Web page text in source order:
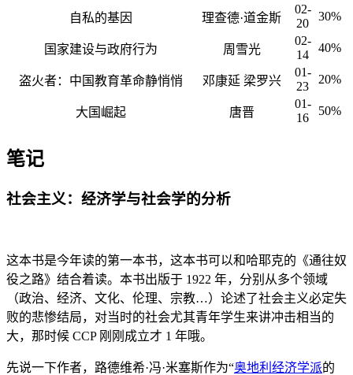
自私的基因 理查德·道金斯
02-
20
30%
国家建设与政府行为 周雪光
02-
14
40%
盗火者：中国教育革命静悄悄 邓康延 梁罗兴
01-
23
20%
大国崛起 唐晋
01-
16
50%
笔记
社会主义：经济学与社会学的分析
这本书是今年读的第一本书，这本书可以和哈耶克的《通往奴
役之路》结合着读。本书出版于 1922 年，分别从多个领域
（政治、经济、文化、伦理、宗教…）论述了社会主义必定失
败的悲惨结局，对当时的社会尤其青年学生来讲冲击相当的
大，那时候 CCP 刚刚成立才 1 年哦。
先说一下作者，路德维希·冯·米塞斯作为“奥地利经济学派的